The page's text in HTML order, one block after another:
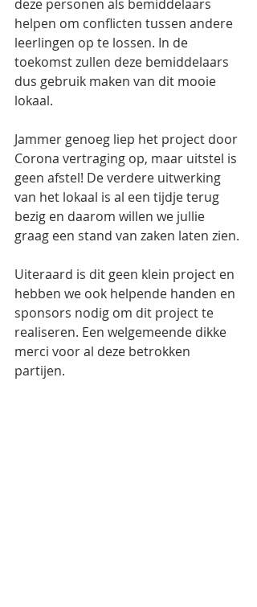
deze personen als bemiddelaars
helpen om conflicten tussen andere
leerlingen op te lossen. In de
toekomst zullen deze bemiddelaars
dus gebruik maken van dit mooie
lokaal.
Jammer genoeg liep het project door
Corona vertraging op, maar uitstel is
geen afstel! De verdere uitwerking
van het lokaal is al een tijdje terug
bezig en daarom willen we jullie
graag een stand van zaken laten zien.
Uiteraard is dit geen klein project en
hebben we ook helpende handen en
sponsors nodig om dit project te
realiseren. Een welgemeende dikke
merci voor al deze betrokken
partijen.